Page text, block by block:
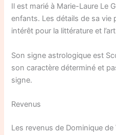
Il est marié à Marie-Laure Le
enfants. Les détails de sa vie
intérêt pour la littérature et
Son signe astrologique est
son caractère déterminé et
signe.
Revenus
Les revenus de Dominique